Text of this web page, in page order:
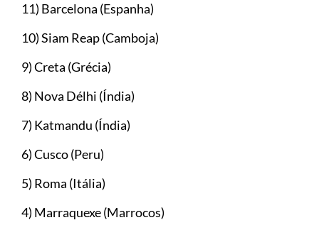
11) Barcelona (Espanha)
10) Siam Reap (Camboja)
9) Creta (Grécia)
8) Nova Délhi (Índia)
7) Katmandu (Índia)
6) Cusco (Peru)
5) Roma (Itália)
4) Marraquexe (Marrocos)